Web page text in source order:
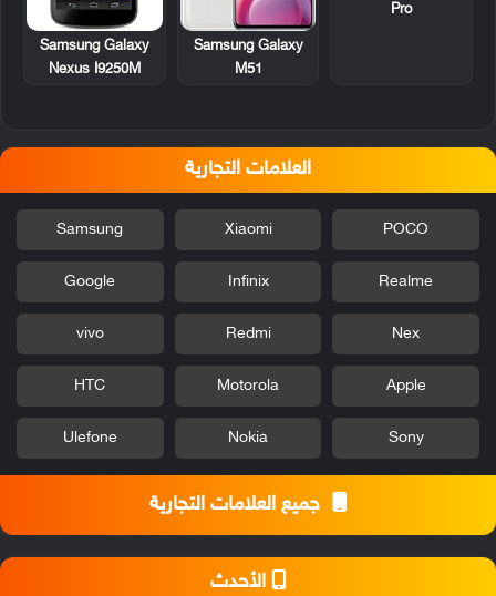
Pro
Samsung Galaxy
M51
Samsung Galaxy
Nexus I9250M
العلامات التجارية
POCO
Xiaomi
Samsung
Realme
Infinix
Google
Nex
Redmi
vivo
Apple
Motorola
HTC
Sony
Nokia
Ulefone
جميع العلامات التجارية
الأحدث